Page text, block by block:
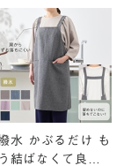
水 かぶるだけ も
う結ばなくて良い